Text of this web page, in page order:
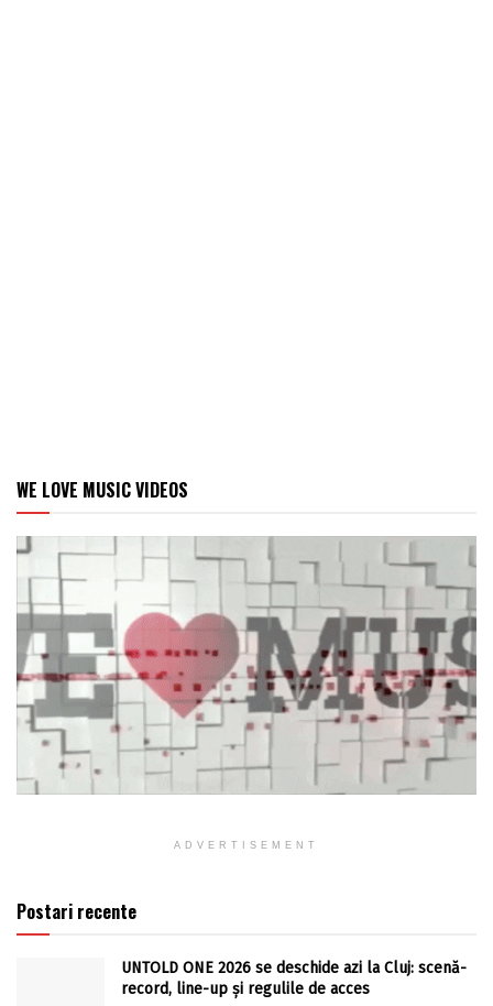
WE LOVE MUSIC VIDEOS
ADVERTISEMENT
Postari recente
UNTOLD ONE 2026 se deschide azi la Cluj: scenă-
record, line-up și regulile de acces